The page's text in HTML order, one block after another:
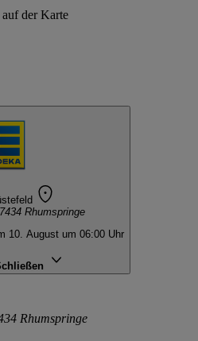
der Karte
Rhumspringe
10. August um 06:00 Uhr
Rhumspringe